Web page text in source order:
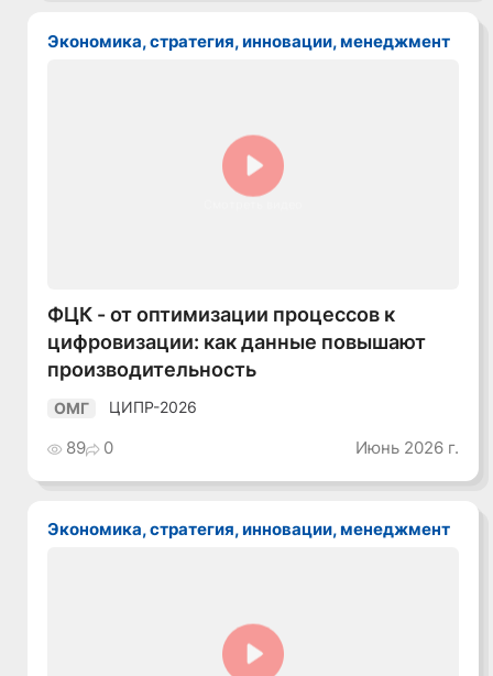
Экономика, стратегия, инновации, менеджмент
ФЦК - от оптимизации процессов к
цифровизации: как данные повышают
производительность
ОМГ ЦИПР-2026
89 0 Июнь 2026 г.
Экономика, стратегия, инновации, менеджмент